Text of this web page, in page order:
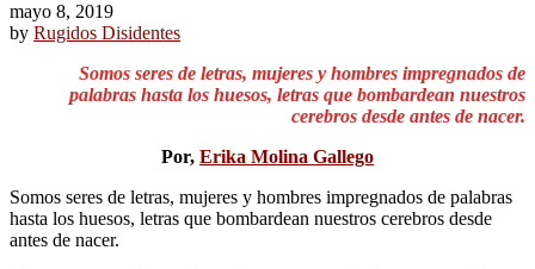
mayo 8, 2019
by Rugidos Disidentes
Somos seres de letras, mujeres y hombres impregnados de
palabras hasta los huesos, letras que bombardean nuestros
cerebros desde antes de nacer.
Por, Erika Molina Gallego
Somos seres de letras, mujeres y hombres impregnados de palabras
hasta los huesos, letras que bombardean nuestros cerebros desde
antes de nacer.